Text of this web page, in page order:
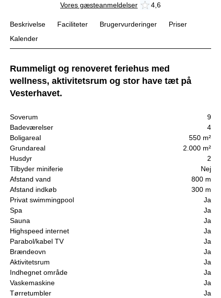
Vores gæsteanmeldelser 4,6
Beskrivelse Faciliteter Brugervurderinger
Priser
Kalender
Rummeligt og renoveret feriehus med
wellness, aktivitetsrum og stor have tæt på
Vesterhavet.
Soverum
9
Badeværelser
4
Boligareal
550 m²
Grundareal
2.000 m²
Husdyr
2
Tilbyder miniferie
Nej
Afstand vand
800 m
Afstand indkøb
300 m
Privat swimmingpool
Ja
Spa
Ja
Sauna
Ja
Highspeed internet
Ja
Parabol/kabel TV
Ja
Brændeovn
Ja
Aktivitetsrum
Ja
Indhegnet område
Ja
Vaskemaskine
Ja
Tørretumbler
Ja